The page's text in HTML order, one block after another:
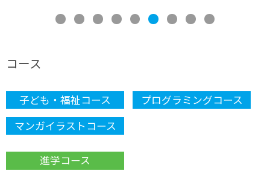
コース
子ども・福祉コース
プログラミングコース
マンガイラストコース
進学コース